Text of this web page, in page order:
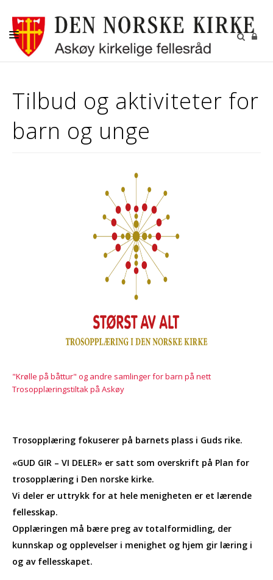
KALENDER
BEGRAVELSE
MENIGHETSBLADET
Tilbud og aktiviteter for
barn og unge
"Krølle på båttur" og andre samlinger for barn på nett
Trosopplæringstiltak på Askøy
Trosopplæring fokuserer på barnets plass i Guds rike.
«GUD GIR – VI DELER» er satt som overskrift på Plan for
trosopplæring i Den norske kirke.
Vi deler er uttrykk for at hele menigheten er et lærende
fellesskap.
Opplæringen må bære preg av totalformidling, der
kunnskap og opplevelser i menighet og hjem gir læring i
og av fellesskapet.